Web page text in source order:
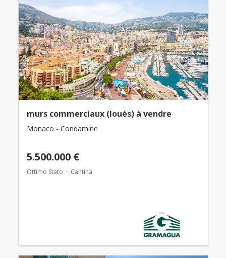
murs commerciaux (loués) à vendre
Monaco - Condamine
5.500.000 €
Ottimo Stato Cantina